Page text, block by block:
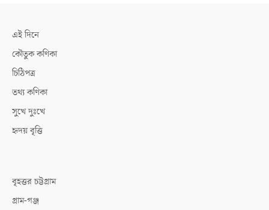
এই দিনে
কৌতুক কণিকা
চিঠিপত্র
তথ্য কণিকা
সুখে দুঃখে
হৃদয় বৃত্তি
বৃহত্তর চট্টগ্রাম
গ্রাম-গঞ্জ